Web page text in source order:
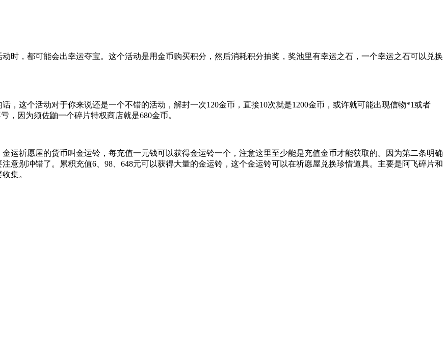
，都可能会出幸运夺宝。这个活动是用金币购买积分，然后消耗积分抽奖，奖池里有幸运之石，一个幸运之石可以兑换
这个活动对于你来说还是一个不错的活动，解封一次120金币，直接10次就是1200金币，或许就可能出现信物*1或者
，因为须佐鼬一个碎片特权商店就是680金币。
祈愿屋的货币叫金运铃，每充值一元钱可以获得金运铃一个，注意这里至少能是充值金币才能获取的。因为第二条明确
意别冲错了。累积充值6、98、648元可以获得大量的金运铃，这个金运铃可以在祈愿屋兑换珍惜道具。主要是阿飞碎片和
集。